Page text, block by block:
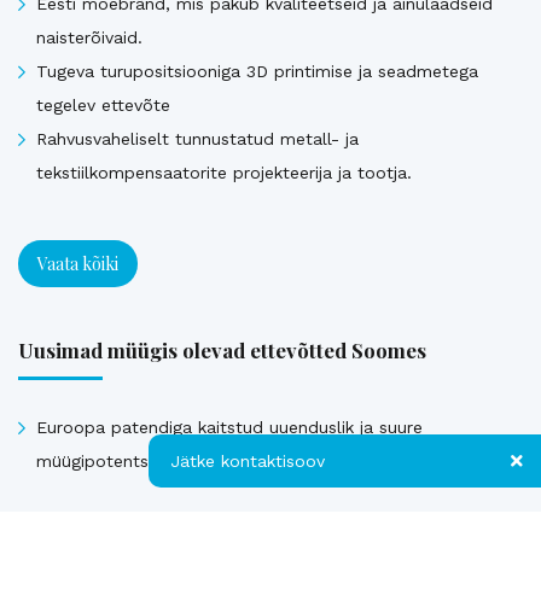
naisterõivaid.
Tugeva turupositsiooniga 3D printimise ja seadmetega
tegelev ettevõte
Rahvusvaheliselt tunnustatud metall- ja
tekstiilkompensaatorite projekteerija ja tootja.
Vaata kõiki
Uusimad müügis olevad ettevõtted Soomes
Euroopa patendiga kaitstud uuenduslik ja suure
müügipotentsiaaliga toode – Hübriid-vihmaveekaevud.
Jätke kontaktisoov